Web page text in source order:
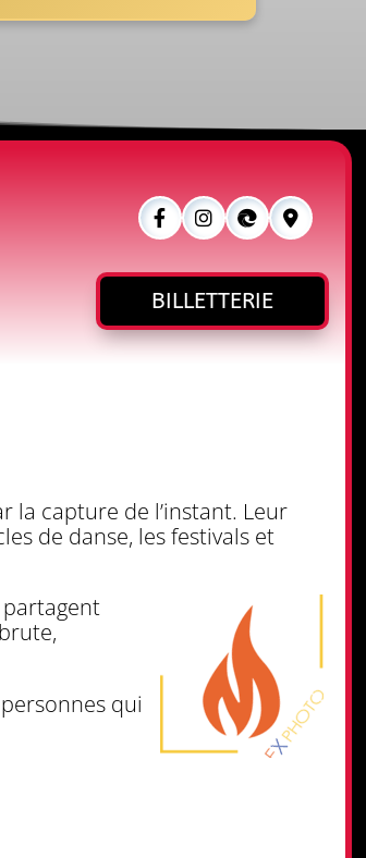
BILLETTERIE
la capture de l’instant. Leur
de danse, les festivals et
partagent
qui